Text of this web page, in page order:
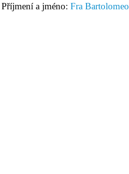
Příjmení a jméno: Fra Bartolomeo